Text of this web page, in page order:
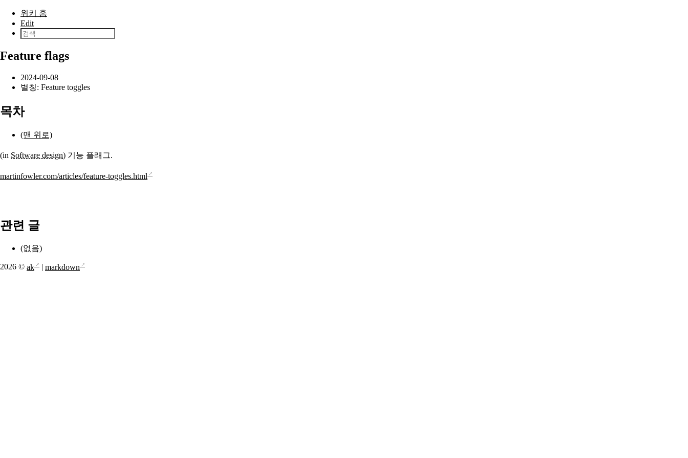
본문으로 건너뛰기
위키 홈
Edit
Feature flags
2024-09-08
별칭: Feature toggles
목차
(맨 위로)
(in Software design) 기능 플래그.
martinfowler.com/articles/feature-toggles.html
관련 글
(없음)
2026 © ak markdown